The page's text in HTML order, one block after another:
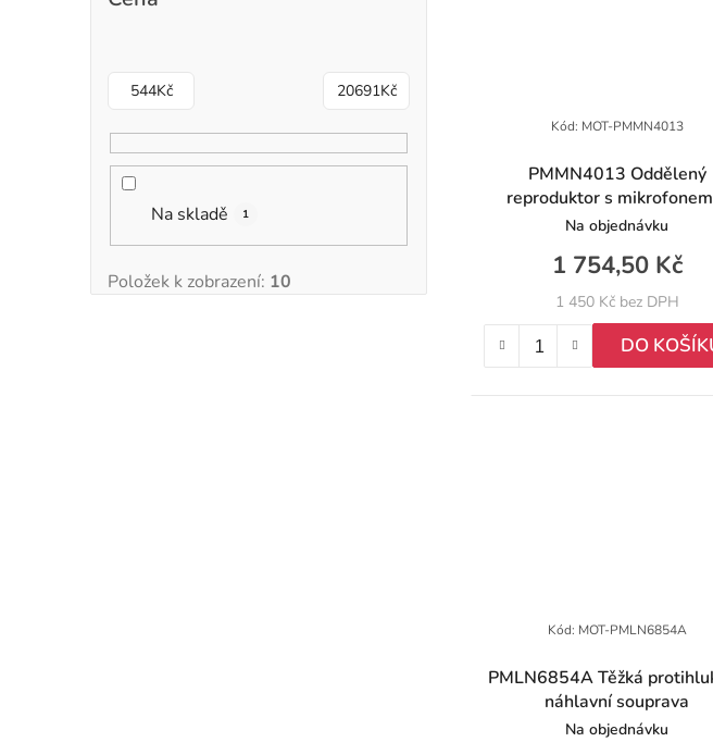
544Kč 20691Kč
Na skladě 1
Položek k zobrazení: 10
PMMN4013 Oddělený
reproduktor s
3,5mm jack
Na objednávku
1 450 Kč bez DPH
1 754,50 Kč
DO
Kód: MOT-PMMN4013
PMLN6854A Těžká
náhlavní souprava
Na objednávku
Kód: MOT-PMLN6854A